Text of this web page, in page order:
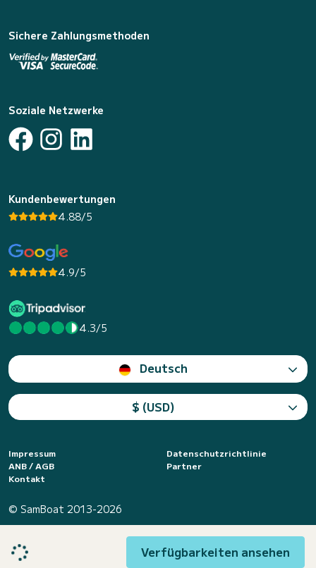
Verfügbarkeiten ansehen
Sichere Zahlungsmethoden
Soziale Netzwerke
Kundenbewertungen
4.88/5
4.9/5
4.3/5
Deutsch
$ (USD)
Impressum
Datenschutzrichtlinie
ANB / AGB
Partner
Kontakt
© SamBoat 2013-2026